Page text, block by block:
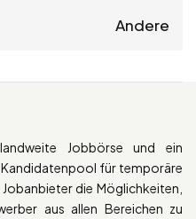
Andere
Jobbörse und ein
für temporäre
die Möglichkeiten,
aus allen Bereichen zu